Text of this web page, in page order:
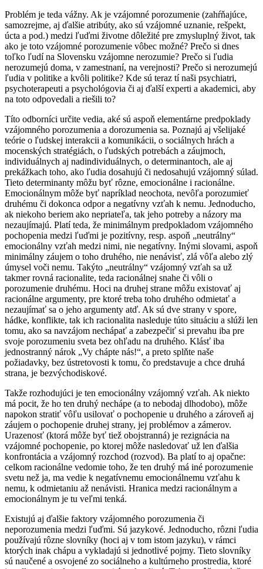
Problém je teda vážny. Ak je vzájomné porozumenie (zahŕňajúce,
samozrejme, aj ďalšie atribúty, ako sú vzájomné uznanie, rešpekt,
úcta a pod.) medzi ľuďmi životne dôležité pre zmysluplný život, tak
ako je toto vzájomné porozumenie vôbec možné? Prečo si dnes
toľko ľudí na Slovensku vzájomne nerozumie? Prečo si ľudia
nerozumejú doma, v zamestnaní, na verejnosti? Prečo si nerozumejú
ľudia v politike a kvôli politike? Kde sú teraz tí naši psychiatri,
psychoterapeuti a psychológovia či aj ďalší experti a akademici, aby
na toto odpovedali a riešili to?
Títo odborníci určite vedia, aké sú aspoň elementárne predpoklady
vzájomného porozumenia a dorozumenia sa. Poznajú aj všelijaké
teórie o ľudskej interakcii a komunikácii, o sociálnych hrách a
mocenských stratégiách, o ľudských potrebách a záujmoch,
individuálnych aj nadindividuálnych, o determinantoch, ale aj
prekážkach toho, ako ľudia dosahujú či nedosahujú vzájomný súlad.
Tieto determinanty môžu byť rôzne, emocionálne i racionálne.
Emocionálnym môže byť napríklad neochota, nevôľa porozumieť
druhému či dokonca odpor a negatívny vzťah k nemu. Jednoducho,
ak niekoho beriem ako nepriateľa, tak jeho potreby a názory ma
nezaujímajú. Platí teda, že minimálnym predpokladom vzájomného
pochopenia medzi ľuďmi je pozitívny, resp. aspoň „neutrálny“
emocionálny vzťah medzi nimi, nie negatívny. Inými slovami, aspoň
minimálny záujem o toho druhého, nie nenávisť, zlá vôľa alebo zlý
úmysel voči nemu. Takýto „neutrálny“ vzájomný vzťah sa už
takmer rovná racionalite, teda racionálnej snahe či vôli o
porozumenie druhému. Hoci na druhej strane môžu existovať aj
racionálne argumenty, pre ktoré treba toho druhého odmietať a
nezaujímať sa o jeho argumenty atď. Ak sú dve strany v spore,
hádke, konflikte, tak ich racionalita nasleduje túto situáciu a slúži len
tomu, ako sa navzájom nechápať a zabezpečiť si prevahu iba pre
svoje porozumeniu sveta bez ohľadu na druhého. Klásť iba
jednostranný nárok „Vy chápte nás!“, a preto splňte naše
požiadavky, bez ústretovosti k tomu, čo predstavuje a chce druhá
strana, je bezvýchodiskové.
Takže rozhodujúci je ten emocionálny vzájomný vzťah. Ak niekto
má pocit, že ho ten druhý nechápe (a to nebodaj dlhodobo), môže
napokon stratiť vôľu usilovať o pochopenie u druhého a zároveň aj
záujem o pochopenie druhej strany, jej problémov a zámerov.
Urazenosť (ktorá môže byť tiež obojstranná) je rezignácia na
vzájomné pochopenie, po ktorej môže nasledovať už len ďalšia
konfrontácia a vzájomný rozchod (rozvod). Ba platí to aj opačne:
celkom racionálne vedomie toho, že ten druhý má iné porozumenie
svetu než ja, ma vedie k negatívnemu emocionálnemu vzťahu k
nemu, k odmietaniu až nenávisti. Hranica medzi racionálnym a
emocionálnym je tu veľmi tenká.
Existujú aj ďalšie faktory vzájomného porozumenia či
neporozumenia medzi ľuďmi. Sú jazykové. Jednoducho, rôzni ľudia
používajú rôzne slovníky (hoci aj v tom istom jazyku), v rámci
ktorých inak chápu a vykladajú si jednotlivé pojmy. Tieto slovníky
sú naučené a osvojené zo sociálneho a kultúrneho prostredia, ktoré